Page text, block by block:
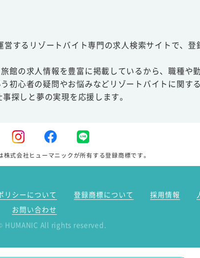
するリゾートバイト専門の求人検索サイトで、登
館の求人情報を豊富に掲載しているから、職種や
初心者の疑問やお悩みなどリゾートバイトに関す
探しと夢の実現を応援します。
株式会社ヒューマニックが所有する登録商標です。
リシーについて 登録商標について 採用情報
お問い合わせ
HUMANIC All rights reserved.